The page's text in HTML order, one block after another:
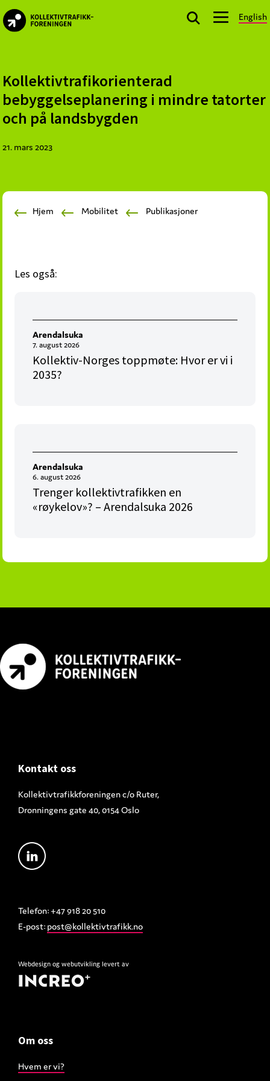
Skip
to
Skip
to
Skip
to
English
offentlige
aktører
som
kjøper
kollektivtrafikk-
Kollektivtrafikorienterad
bebyggelseplanering i mindre tatorter
och på landsbygden
21. mars 2023
Hjem Mobilitet Publikasjoner
Les også:
Arendalsuka
7. august 2026
Kollektiv-Norges toppmøte: Hvor er vi i
2035?
Arendalsuka
6. august 2026
Trenger kollektivtrafikken en
«røykelov»? – Arendalsuka 2026
Footer
Kontakt oss
Kollektivtrafikkforeningen c/o Ruter,
Dronningens gate 40, 0154 Oslo
Telefon: +47 918 20 510
E-post: post@kollektivtrafikk.no
Webdesign og webutvikling levert av
Om oss
Hvem er vi?